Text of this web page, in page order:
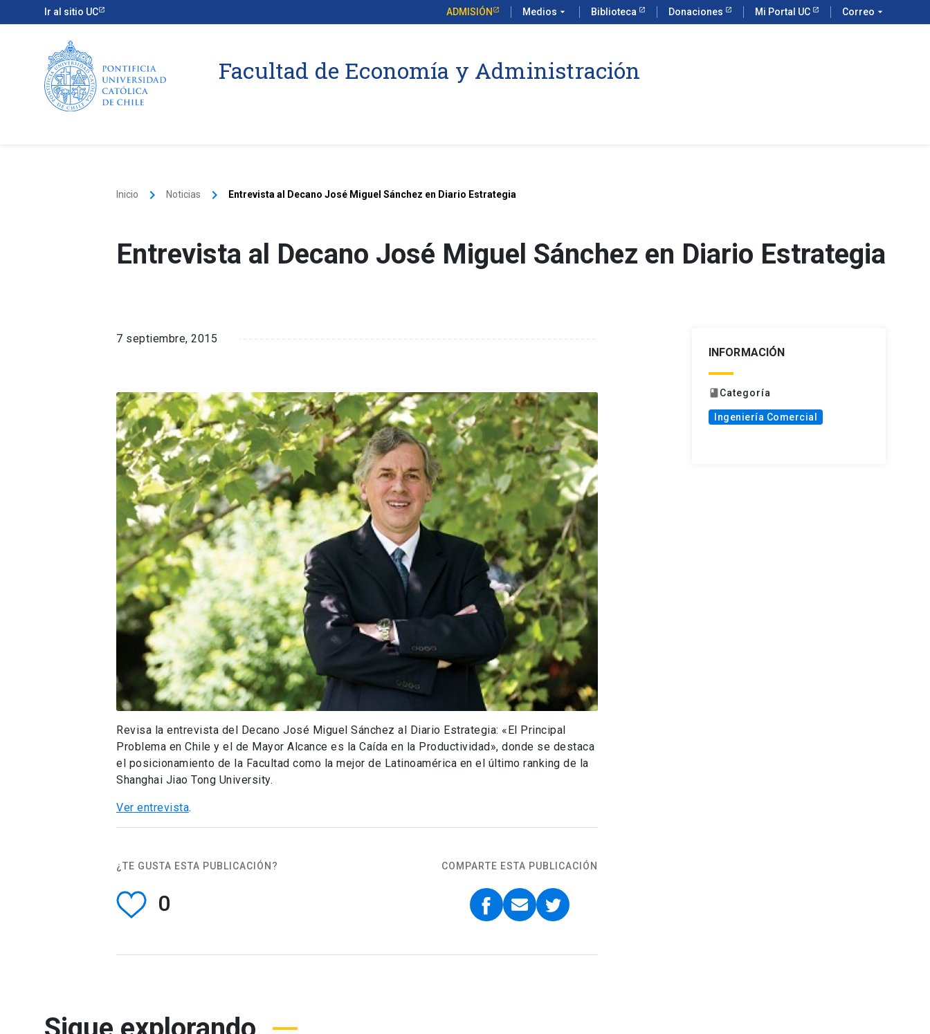
Ir al sitio UC ADMISIÓN Medios arrow_drop_down Biblioteca Donaciones Mi Portal UC Correo arrow_drop_down
Facultad de Economía y Administración
Inicio keyboard_arrow_right Noticias keyboard_arrow_right Entrevista al Decano José Miguel Sánchez en Diario Estrategia
Entrevista al Decano José Miguel Sánchez en Diario Estrategia
7 septiembre, 2015
Revisa la entrevista del Decano José Miguel Sánchez al Diario Estrategia: «El Principal
Problema en Chile y el de Mayor Alcance es la Caída en la Productividad», donde se destaca
el posicionamiento de la Facultad como la mejor de Latinoamérica en el último ranking de la
Shanghai Jiao Tong University.
Ver entrevista.
¿TE GUSTA ESTA PUBLICACIÓN?
0
COMPARTE ESTA PUBLICACIÓN
INFORMACIÓN
book Categoría
Ingeniería Comercial